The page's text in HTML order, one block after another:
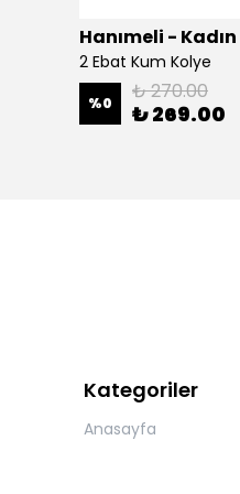
Hanımeli - Kadın
2 Ebat Kum Kolye
%0 ₺ 270.00
₺ 269.00
Kategoriler
Anasayfa